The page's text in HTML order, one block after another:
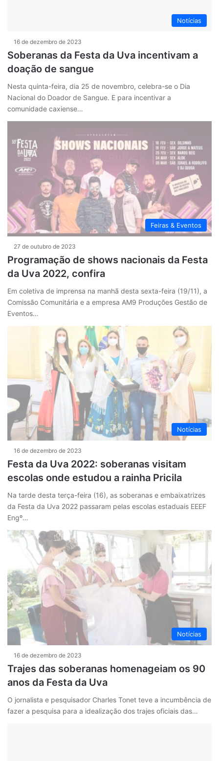
Notícias
16 de dezembro de 2023
Soberanas da Festa da Uva incentivam a
doação de sangue
Nesta quinta-feira, dia 25 de novembro, celebra-se o Dia
Nacional do Doador de Sangue. E para incentivar a
comunidade caxiense…
Feiras & Eventos
27 de outubro de 2023
Programação de shows nacionais da Festa
da Uva 2022, confira
Em coletiva de imprensa na manhã desta sexta-feira (19/11), a
Comissão Comunitária e a empresa AM9 Produções Gestão de
Eventos…
Notícias
16 de dezembro de 2023
Festa da Uva 2022: soberanas visitam
escolas onde estudou a rainha Pricila
Na tarde desta terça-feira (16), as soberanas e embaixatrizes
da Festa da Uva 2022 passaram pelas escolas estaduais EEEF
Engº…
Notícias
16 de dezembro de 2023
Trajes das soberanas homenageiam os 90
anos da Festa da Uva
O jornalista e pesquisador Charles Tonet teve a incumbência de
fazer a pesquisa para a idealização dos trajes oficiais das…